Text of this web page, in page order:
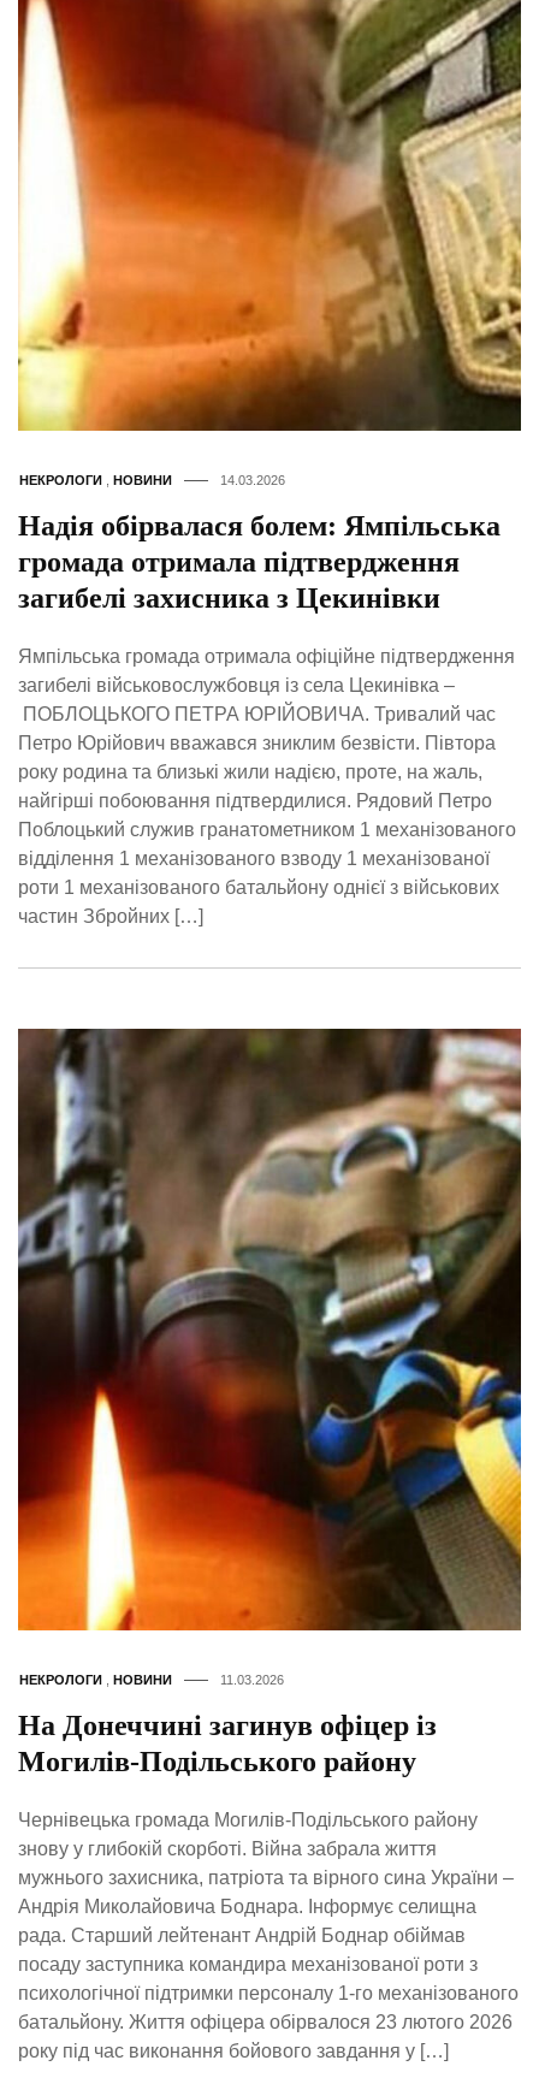
НЕКРОЛОГИ НОВИНИ 14.03.2026
Надія обірвалася болем: Ямпільська
громада отримала підтвердження
загибелі захисника з Цекинівки
Ямпільська громада отримала офіційне підтвердження
загибелі військовослужбовця із села Цекинівка –
ПОБЛОЦЬКОГО ПЕТРА ЮРІЙОВИЧА. Тривалий час
Петро Юрійович вважався зниклим безвісти. Півтора
року родина та близькі жили надією, проте, на жаль,
найгірші побоювання підтвердилися. Рядовий Петро
Поблоцький служив гранатометником 1 механізованого
відділення 1 механізованого взводу 1 механізованої
роти 1 механізованого батальйону однієї з військових
частин Збройних […]
НЕКРОЛОГИ НОВИНИ 11.03.2026
На Донеччині загинув офіцер із
Могилів-Подільського району
Чернівецька громада Могилів-Подільського району
знову у глибокій скорботі. Війна забрала життя
мужнього захисника, патріота та вірного сина України –
Андрія Миколайовича Боднара. Інформує селищна
рада. Старший лейтенант Андрій Боднар обіймав
посаду заступника командира механізованої роти з
психологічної підтримки персоналу 1-го механізованого
батальйону. Життя офіцера обірвалося 23 лютого 2026
року під час виконання бойового завдання у […]